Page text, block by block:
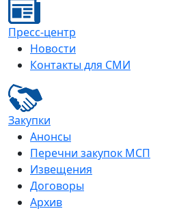
Пресс-центр
Новости
Контакты для СМИ
Закупки
Анонсы
Перечни закупок МСП
Извещения
Договоры
Архив